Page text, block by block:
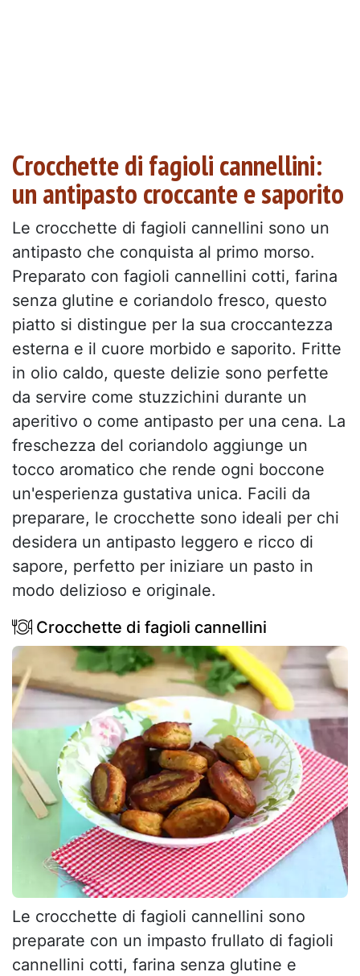
Crocchette di fagioli cannellini:
un antipasto croccante e saporito
Le crocchette di fagioli cannellini sono un
antipasto che conquista al primo morso.
Preparato con fagioli cannellini cotti, farina
senza glutine e coriandolo fresco, questo
piatto si distingue per la sua croccantezza
esterna e il cuore morbido e saporito. Fritte
in olio caldo, queste delizie sono perfette
da servire come stuzzichini durante un
aperitivo o come antipasto per una cena. La
freschezza del coriandolo aggiunge un
tocco aromatico che rende ogni boccone
un'esperienza gustativa unica. Facili da
preparare, le crocchette sono ideali per chi
desidera un antipasto leggero e ricco di
sapore, perfetto per iniziare un pasto in
modo delizioso e originale.
Crocchette di fagioli cannellini
Le crocchette di fagioli cannellini sono
preparate con un impasto frullato di fagioli
cannellini cotti, farina senza glutine e